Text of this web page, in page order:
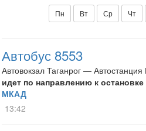
Пн Вт Ср Чт
Автобус 8553
Автовокзал Таганрог —
идет по направлению к остановке
МКАД
13:42